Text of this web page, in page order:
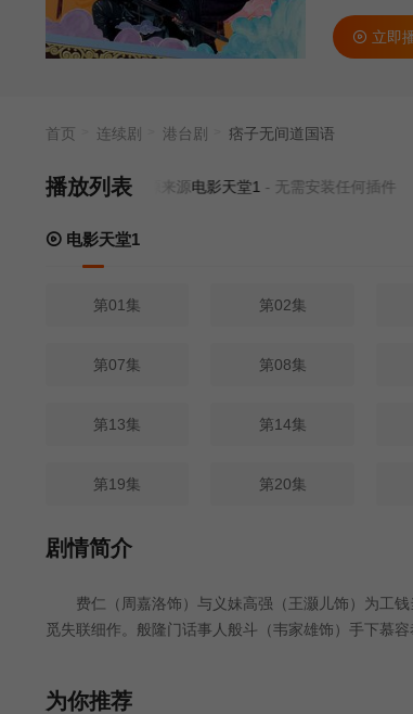
涂一
重，
立即
首页 连续剧 港台剧 痞子无间道国语
播放列表
当前资源来源 电影天堂1- 无需安装任何插件
电影天堂1
第01集 第02集
第07集 第08集
第13集 第14集
第19集 第20集
第25集
剧情简介
费仁（周嘉洛饰）与义妹高强（王灏儿饰）为工钱
觅失联细作。般隆门话事人般斗（韦家雄饰）手下慕
为你推荐